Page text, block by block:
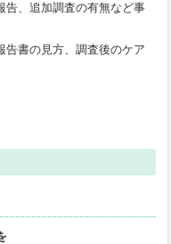
告、追加調査の有無など事
告書の見方、調査後のケア